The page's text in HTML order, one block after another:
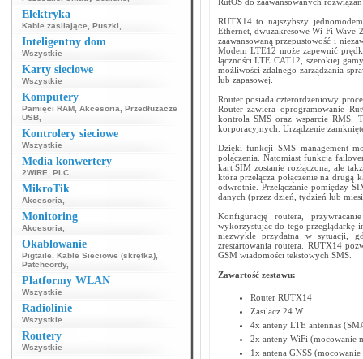
Elektryka
Kable zasilające Puszki
Inteligentny dom
Wszystkie
Karty sieciowe
Wszystkie
Komputery
Pamięci RAM Akcesoria
Przedłużacze
USB
Kontrolery sieciowe
Wszystkie
Media konwertery
2WIRE PLC
MikroTik
Akcesoria
Monitoring
Akcesoria
Okablowanie
Pigtaile Kable Sieciowe (skrętka)
Patchcordy,
Platformy WLAN
Wszystkie
Radiolinie
Wszystkie
Routery
Wszystkie
RUTX14 to najszybszy
Ethernet, dwuzakresowe Wi-Fi
zaawansowaną przepustowość i
Modem LTE12 może zapewnić
łączności LTE CAT12, szerokiej
możliwości zdalnego zarządzania
lub zapasowej.
Router posiada czterordzeniowy
Router zawiera oprogramowanie
kontrola SMS oraz wsparcie RMS.
korporacyjnych. Urządzenie
Dzięki funkcji SMS management
połączenia. Natomiast funkcja
kart SIM zostanie rozłączona, ale
która przełącza połączenie na
odwrotnie. Przełączanie pomiędzy
danych (przez dzień, tydzień lub
Konfigurację routera,
wykorzystując do tego przeglądarkę
niezwykle przydatna w sytuacji,
zrestartowania routera. RUTX14
GSM wiadomości tekstowych SMS.
Zawartość zestawu:
Router RUTX14
Zasilacz 24 W
4x anteny LTE antennas
2x anteny WiFi (mocowanie
1x antena GNSS